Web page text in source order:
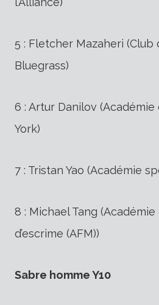
5 : Fletcher Mazaheri (Club
Bluegrass)
6 : Artur Danilov (Académie
York)
7 : Tristan Yao (Académie
8 : Michael Tang
d’escrime (AFM))
Sabre homme Y10